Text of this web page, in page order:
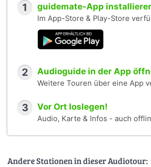
1 guidemate-App
Im App-Store & Play-Store
2 Audioguide in der App
Weitere Touren über eine App
3 Vor Ort loslegen!
Audio, Karte & Infos - auch
Andere Stationen in dieser Audiotour: